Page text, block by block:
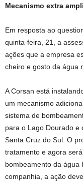
Mecanismo extra
Em resposta ao
quinta-feira, 21, a
ações que a empresa
cheiro e gosto da água
A Corsan está
um mecanismo
sistema de
para o Lago Dourado e
Santa Cruz do Sul. O
tratamento e agora
bombeamento da água
companhia, a ação